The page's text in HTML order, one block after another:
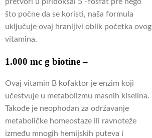
pretvori u piridoksal 5′-fosfat pre nego
što počne da se koristi, naša formula
uključuje ovaj hranljivi oblik početka ovog
vitamina.
1.000 mc g biotine–
Ovaj vitamin B kofaktor je enzim koji
učestvuje u metabolizmu masnih kiselina.
Takođe je neophodan za održavanje
metaboličke homeostaze ili ravnoteže
između mnogih hemijskih puteva i